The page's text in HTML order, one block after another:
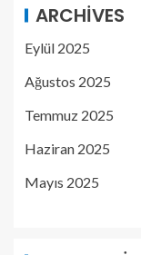
ARCHIVES
Eylül 2025
Ağustos 2025
Temmuz 2025
Haziran 2025
Mayıs 2025